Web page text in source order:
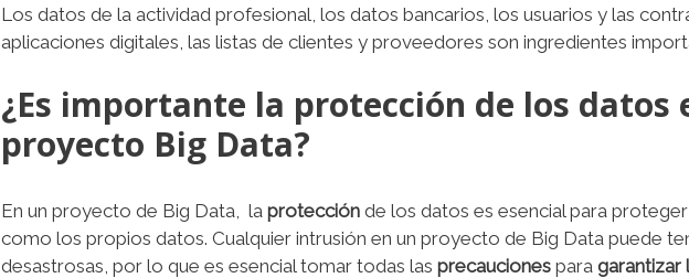
Los datos de la actividad profesional, los datos bancarios, los usuarios y las
aplicaciones digitales, las listas de clientes y proveedores son ingredientes
¿Es importante la protección de los datos
proyecto Big Data?
En un proyecto de Big Data, la protección de los datos es esencial para
como los propios datos. Cualquier intrusión en un proyecto de Big Data puede
desastrosas, por lo que es esencial tomar todas las precauciones para garantizar